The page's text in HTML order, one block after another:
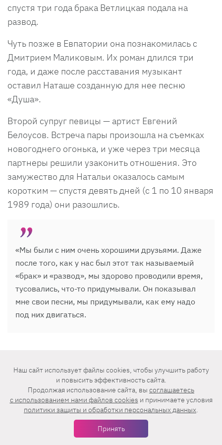
спустя три года брака Ветлицкая подала на
развод.
Чуть позже в Евпатории она познакомилась с
Дмитрием Маликовым. Их роман длился три
года, и даже после расставания музыкант
оставил Наташе созданную для нее песню
«Душа».
Второй супруг певицы — артист Евгений
Белоусов. Встреча пары произошла на съемках
новогоднего огонька, и уже через три месяца
партнеры решили узаконить отношения. Это
замужество для Натальи оказалось самым
коротким — спустя девять дней (с 1 по 10 января
1989 года) они разошлись.
«Мы были с ним очень хорошими друзьями. Даже
после того, как у нас был этот так называемый
«брак» и «развод», мы здорово проводили время,
тусовались, что-то придумывали. Он показывал
мне свои песни, мы придумывали, как ему надо
под них двигаться.
нас не было с ним отношений, как у
супружеской пары. Просто такой авантюризм —
мол, а давай! Сейчас бы это назвали пиар-ходом.
Ситуация сложилась так, что ему нужен был
брак, а я решила поддержать друга. Хотя все
думают, что было по-другому. Но люди часто
Наш сайт использует файлы cookies, чтобы улучшить работу
и повысить эффективность сайта.
Продолжая использование сайта, вы соглашаетесь
c использованием нами файлов cookies и принимаете условия
политики защиты и обработки персональных данных.
Принять